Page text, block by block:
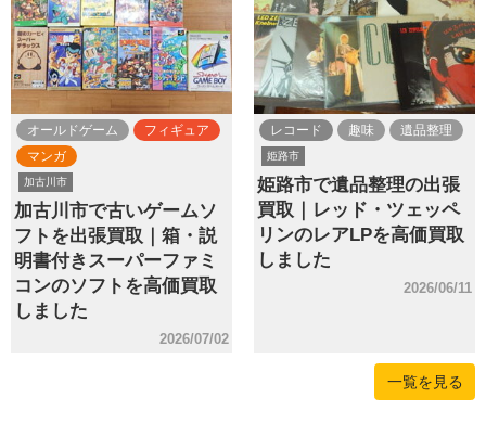
オールドゲーム
フィギュア
マンガ
加古川市
加古川市で古いゲームソ
フトを出張買取｜箱・説
明書付きスーパーファミ
コンのソフトを高価買取
しました
2026/07/02
レコード 趣味 遺品整理
姫路市
姫路市で遺品整理の出張
買取｜レッド・ツェッペ
リンのレアLPを高価買取
しました
2026/06/11
一覧を見る